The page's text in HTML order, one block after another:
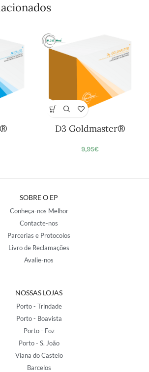
D3 Goldmaster®
9,95€
SOBRE O EP
Conheça-nos Melhor
Contacte-nos
Parcerias e Protocolos
Livro de Reclamações
Avalie-nos
NOSSAS LOJAS
Porto - Trindade
Porto - Boavista
Porto - Foz
Porto - S. João
Viana do Castelo
Barcelos